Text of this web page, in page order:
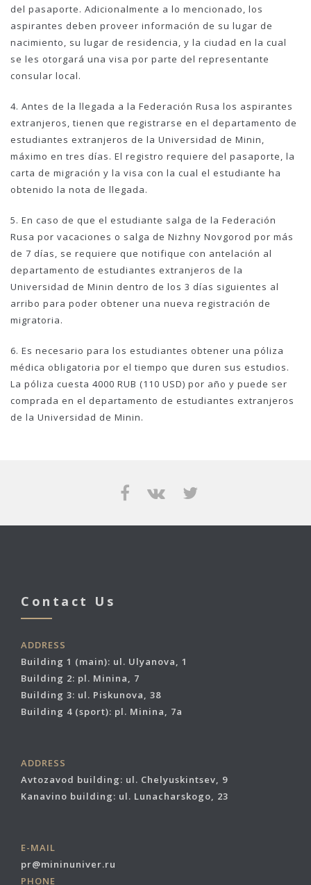
del pasaporte. Adicionalmente a lo mencionado, los
aspirantes deben proveer información de su lugar de
nacimiento, su lugar de residencia, y la ciudad en la cual
se les otorgará una visa por parte del representante
consular local.
4. Antes de la llegada a la Federación Rusa los aspirantes
extranjeros, tienen que registrarse en el departamento de
estudiantes extranjeros de la Universidad de Minin,
máximo en tres días. El registro requiere del pasaporte, la
carta de migración y la visa con la cual el estudiante ha
obtenido la nota de llegada.
5. En caso de que el estudiante salga de la Federación
Rusa por vacaciones o salga de Nizhny Novgorod por más
de 7 días, se requiere que notifique con antelación al
departamento de estudiantes extranjeros de la
Universidad de Minin dentro de los 3 días siguientes al
arribo para poder obtener una nueva registración de
migratoria.
6. Es necesario para los estudiantes obtener una póliza
médica obligatoria por el tiempo que duren sus estudios.
La póliza cuesta 4000 RUB (110 USD) por año y puede ser
comprada en el departamento de estudiantes extranjeros
de la Universidad de Minin.
Contact Us
ADDRESS
Building 1 (main): ul. Ulyanova, 1
Building 2: pl. Minina, 7
Building 3: ul. Piskunova, 38
Building 4 (sport): pl. Minina, 7a
ADDRESS
Avtozavod building: ul. Chelyuskintsev, 9
Kanavino building: ul. Lunacharskogo, 23
E-MAIL
pr@mininuniver.ru
PHONE